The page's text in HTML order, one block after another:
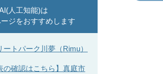
人工知能)は
ジをおすすめします
ートパーク川夢（Rimu）
の確認はこちら】真庭市